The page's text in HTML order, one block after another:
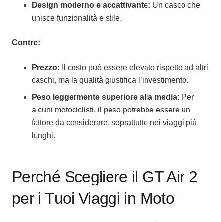
Design moderno e accattivante: Un casco che
unisce funzionalità e stile.
Contro:
Prezzo: Il costo può essere elevato rispetto ad altri
caschi, ma la qualità giustifica l’investimento.
Peso leggermente superiore alla media: Per
alcuni motociclisti, il peso potrebbe essere un
fattore da considerare, soprattutto nei viaggi più
lunghi.
Perché Scegliere il GT Air 2
per i Tuoi Viaggi in Moto